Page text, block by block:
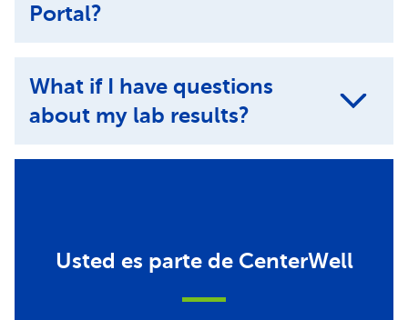
Portal?
What if I have questions
about my lab results?
Usted es parte de CenterWell